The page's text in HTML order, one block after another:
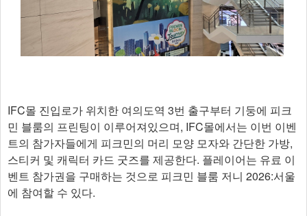
IFC몰 진입로가 위치한 여의도역 3번 출구부터 기둥에 피크
민 블룸의 프린팅이 이루어져있으며, IFC몰에서는 이번 이벤
트의 참가자들에게 피크민의 머리 모양 모자와 간단한 가방,
스티커 및 캐릭터 카드 굿즈를 제공한다. 플레이어는 유료 이
벤트 참가권을 구매하는 것으로 피크민 블룸 저니 2026:서울
에 참여할 수 있다.